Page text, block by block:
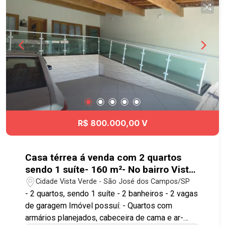
Agende já sua visita!! #casalocaçãoSJC
#jdsatelite #imobiliaria #geracaoimoveis
R$ 800.000,00 V
Casa térrea á venda com 2 quartos
sendo 1 suíte- 160 m²- No bairro Vista
Verde
Cidade Vista Verde - São José dos Campos/SP
- 2 quartos, sendo 1 suíte - 2 banheiros - 2 vagas
de garagem Imóvel possuí: - Quartos com
armários planejados, cabeceira de cama e ar-